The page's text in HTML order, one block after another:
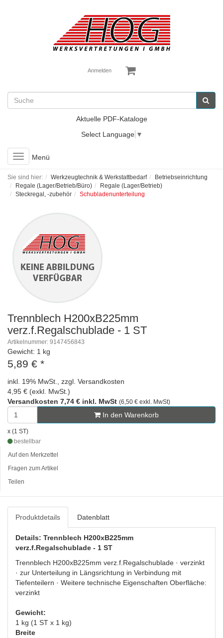
Anmelden
Aktuelle PDF-Kataloge
Select Language ▼
Toggle
navigation
Menü
Sie sind hier: Werkzeugtechnik & Werkstattbedarf
Betriebseinrichtung
Regale (Lager/Betrieb/Büro)
Regale (Lager/Betrieb)
Steckregal, -zubehör
Schubladenunterteilung
Trennblech H200xB225mm
verz.f.Regalschublade - 1 ST
Artikelnummer: 9147456843
Gewicht: 1 kg
5,89 € *
inkl. 19% MwSt., zzgl. Versandkosten
4,95 € (exkl. MwSt.)
Versandkosten 7,74 € inkl. MwSt (6,50 € exkl. MwSt)
In den Warenkorb
x (1 ST)
bestellbar
Auf den Merkzettel
Fragen zum Artikel
Teilen
Produktdetails Datenblatt
Details: Trennblech H200xB225mm
verz.f.Regalschublade - 1 ST
Trennblech H200xB225mm verz.f.Regalschublade · verzinkt
· zur Unterteilung in Längsrichtung in Verbindung mit
Tiefenteilern · Weitere technische Eigenschaften Oberfläche:
verzinkt
Gewicht:
1 kg (1 ST x 1 kg)
Breite